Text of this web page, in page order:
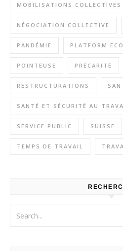
MOBILISATIONS COLLECTIVES
NÉGOCIATION COLLECTIVE
PANDÉMIE PLATFORM
POINTEUSE PRÉCARITÉ
RESTRUCTURATIONS
SANTÉ ET SÉCURITÉ AU
SERVICE PUBLIC SUISSE
TEMPS DE TRAVAIL